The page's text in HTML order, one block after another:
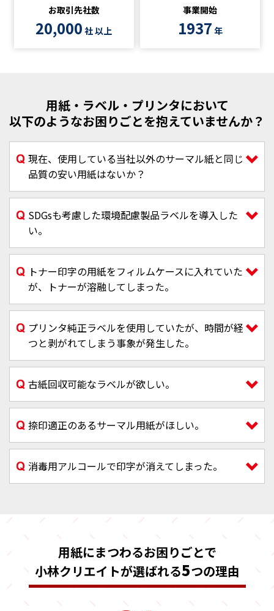
お取引先社数
20,000 社 以上
事業開始
1937 年
用紙・ラベル・プリンタにおいて
以下のようなお困りごとを抱えていませんか？
現在、使用している当社以外のサーマル紙と同じ
品質の安い用紙はないか？
SDGsも考慮した環境配慮製品ラベルを導入した
い。
トナー印字の用紙をフィルムケースに入れていた
が、トナーが溶融してしまった。
プリンタ純正ラベルを使用していたが、時間が経
つと剥がれてしまう事象が発生した。
古紙回収可能なラベルが欲しい。
捺印適正のあるサーマル用紙がほしい。
消毒用アルコールで印字が消えてしまった。
用紙にまつわるお困りごとで
小林クリエイトが選ばれる5つの理由